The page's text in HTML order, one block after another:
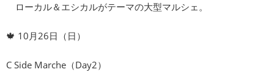
ローカル＆エシカルがテーマの大型マルシェ。
🍁 10月26日（日）
C Side Marche（Day2）